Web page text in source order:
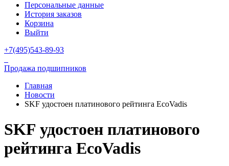
Персональные данные
История заказов
Корзина
Выйти
+7(495)543-89-93
Продажа подшипников
Главная
Новости
SKF удостоен платинового рейтинга EcoVadis
SKF удостоен платинового
рейтинга EcoVadis